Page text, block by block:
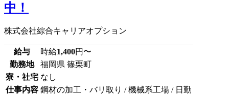
中！
株式会社綜合キャリアオプション
給与 時給1,400円〜
勤務地
福岡県 篠栗町
寮・社宅 なし
仕事内容 鋼材の加工・バリ取り / 機械系工場 / 日勤